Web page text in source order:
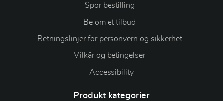
Spor bestilling
Be om et tilbud
Retningslinjer for personvern og sikkerhet
Vilkår og betingelser
Accessibility
Produkt kategorier